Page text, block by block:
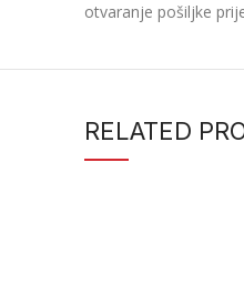
otvaranje pošiljke
RELATED